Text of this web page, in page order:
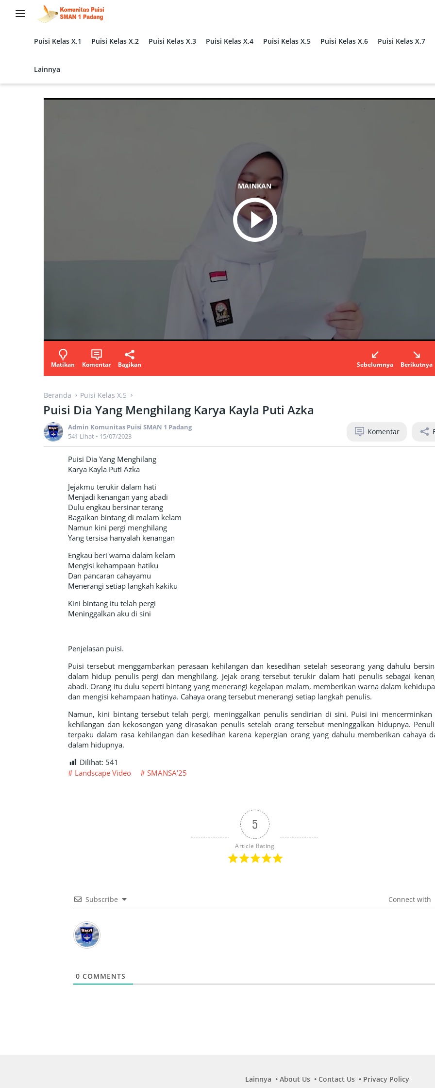
Puisi Kelas X.1
Puisi Kelas X.2 Puisi Kelas X.3 Puisi Kelas X.4 Puisi Kelas X.5 Puisi Kelas X.6 Puisi Kelas X.7
Lainnya
MAINKAN
Matikan Komentar Bagikan Sebelumnya Berikutnya
Beranda Puisi Kelas X.5
Puisi Dia Yang Menghilang Karya Kayla Puti Azka
Admin Komunitas Puisi SMAN 1 Padang
541 Lihat • 15/07/2023 Komentar
Puisi Dia Yang Menghilang
Karya Kayla Puti Azka
Jejakmu terukir dalam hati
Menjadi kenangan yang abadi
Dulu engkau bersinar terang
Bagaikan bintang di malam kelam
Namun kini pergi menghilang
Yang tersisa hanyalah kenangan
Engkau beri warna dalam kelam
Mengisi kehampaan hatiku
Dan pancaran cahayamu
Menerangi setiap langkah kakiku
Kini bintang itu telah pergi
Meninggalkan aku di sini
Penjelasan puisi.
Puisi tersebut menggambarkan perasaan kehilangan dan kesedihan setelah seseorang yang dahulu
dalam hidup penulis pergi dan menghilang. Jejak orang tersebut terukir dalam hati penulis sebagai
abadi. Orang itu dulu seperti bintang yang menerangi kegelapan malam, memberikan warna dalam
dan mengisi kehampaan hatinya. Cahaya orang tersebut menerangi setiap langkah penulis.
Namun, kini bintang tersebut telah pergi, meninggalkan penulis sendirian di sini. Puisi ini mencerminkan
kehilangan dan kekosongan yang dirasakan penulis setelah orang tersebut meninggalkan hidupnya.
terpaku dalam rasa kehilangan dan kesedihan karena kepergian orang yang dahulu memberikan cahaya
dalam hidupnya.
Dilihat: 541
Landscape Video
SMANSA'25
5
Article Rating
Subscribe Connect with
0 COMMENTS
Lainnya About Us Contact Us Privacy Policy